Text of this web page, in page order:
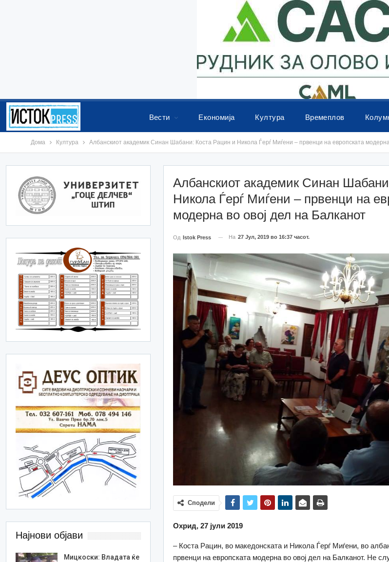
Вести Економија Култура Времеплов
Дома Култура Албанскиот академик Синан Шабани: Коста Рацин и Никола Ѓерѓ Миѓени – првенци на европската
Албанскиот академик Синан
Никола Ѓерѓ Миѓени – првенци на
модерна во овој дел на Балканот
Од Istok Press На 27 Јул, 2019 во 16:37 часот.
Сподели
Охрид, 27 јули 2019
– Коста Рацин, во македонската и Никола Ѓерѓ Миѓени, во
првенци на европската модерна во овој дел на Балканот. Не
Најнови објави
Мицкоски: Владата ќе